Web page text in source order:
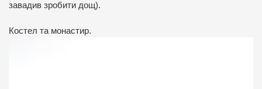
завадив зробити дощ).
Костел та монастир.